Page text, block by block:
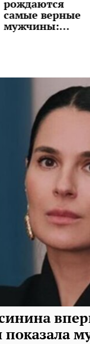
пенсии
"озолотит"?
Что будет с
выплатами